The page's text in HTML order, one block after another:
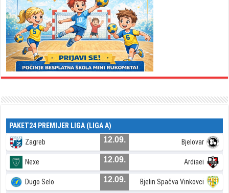
PAKET24 PREMIJER LIGA (LIGA A)
Zagreb 12.09. Bjelovar
Nexe 12.09. Ardiaei
Dugo Selo 12.09. Bjelin Spačva Vinkovci